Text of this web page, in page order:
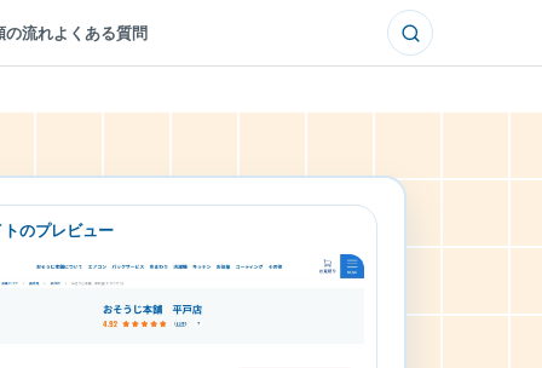
の流れよくある質問
のプレビュー